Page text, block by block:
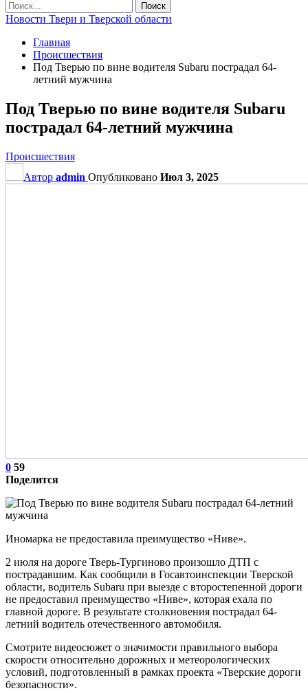
Новости Твери и Тверской области
Главная
Происшествия
Под Тверью по вине водителя Subaru пострадал 64-
летний мужчина
Под Тверью по вине водителя Subaru
пострадал 64-летний мужчина
Происшествия
Автор admin Опубликовано Июл 3, 2025
0 59
Поделится
Иномарка не предоставила преимущество «Ниве».
2 июля на дороге Тверь-Тургиново произошло ДТП с
пострадавшим. Как сообщили в Госавтоинспекции Тверской
области, водитель Subaru при выезде с второстепенной дороги
не предоставил преимущество «Ниве», которая ехала по
главной дороге. В результате столкновения пострадал 64-
летний водитель отечественного автомобиля.
Смотрите видеосюжет о значимости правильного выбора
скорости относительно дорожных и метеорологических
условий, подготовленный в рамках проекта «Тверские дороги
безопасности».